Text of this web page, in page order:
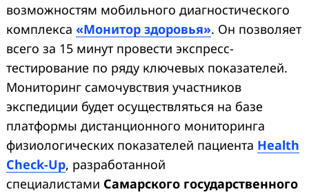
возможностям мобильного диагностического
комплекса «Монитор здоровья». Он позволяет
всего за 15 минут провести экспресс-
тестирование по ряду ключевых показателей.
Мониторинг самочувствия участников
экспедиции будет осуществляться на базе
платформы дистанционного мониторинга
физиологических показателей пациента Health
Check-Up, разработанной
специалистами Самарского государственного